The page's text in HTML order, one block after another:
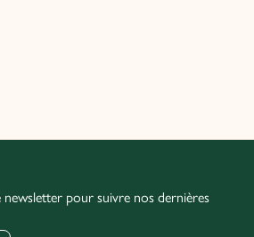
pour suivre nos dernières